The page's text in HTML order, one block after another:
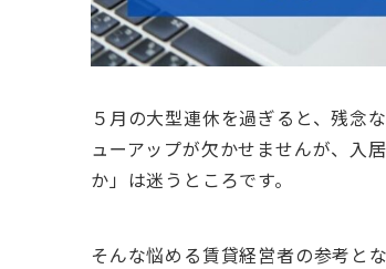
５月の大型連休を過ぎると、残念
ューアップが欠かせませんが、入
か」は迷うところです。
そんな悩める賃貸経営者の参考と